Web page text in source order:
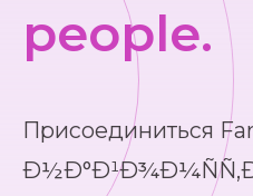
people.
Присоединиться